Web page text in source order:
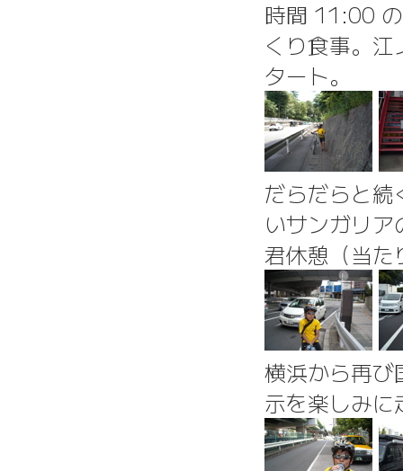
時間 11:00
くり食事。
タート。
だらだらと
いサンガリ
君休憩（当
横浜から再
示を楽しみ